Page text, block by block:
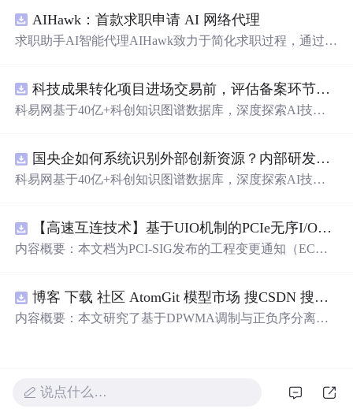
AIHawk：首款求职申请 AI 网络代理
求职助手AI智能代理AIHawk致力于简化求职过程，通过自
科技成果转化项目进场交易前，评估备案环节需要准备哪些材料？.docx
科易网基于40亿+科创知识图谱数据库，深度探索AI技术
新领域的AI+数智化解决方案，推动科技创新与产业创新
智能化发展。
国央企如何系统识别外部创新资源？内部研发体系完善，但对外部高校、中小科技企业技术能力缺乏动态认知。.docx
科易网基于40亿+科创知识图谱数据库，深度探索AI技术
新领域的AI+数智化解决方案，推动科技创新与产业创新
智能化发展。
【高速互连技术】基于UIO机制的PCIe无序I/O扩展：多路径架构下内存请求的高性能传输与排序控制方案设计
内容概要：本文档为PCI-SIG发布的工程变更通知（EC
规则对多路径拓扑和高性能IO系统的限制。UIO基于Flit模
式，定义了一套新的TLP（事务层包）类型和规则，允许
博客 下载 社区 AtomGit 模型市场 搜CSDN 搜索 AI 搜索 会员中心 创作中心 基于DPWMA调制与正负序分离的ANPC三电平并网逆变器前馈控制策略研究（Simulink仿真实现）
内容概要：本文研究了基于DPWMA调制与正负序分离的
PC）三电平逆变器拓扑，结合双极性倍频脉宽调制（DPW
MA）、正负序分离锁相技术和电网电压前馈控制，构建
说点什么…